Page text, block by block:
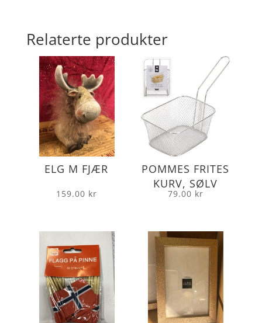
Relaterte produkter
ELG M FJÆR
159.00 kr
POMMES FRITES
KURV, SØLV
79.00 kr